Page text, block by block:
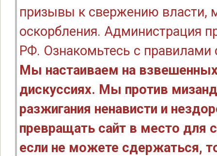
призывы к свержению власти,
оскорбления. Администрация
РФ. Ознакомьтесь с правилами
Мы настаиваем на
дискуссиях. Мы против
разжигания ненависти и
превращать сайт в место для
если не можете сдержаться,